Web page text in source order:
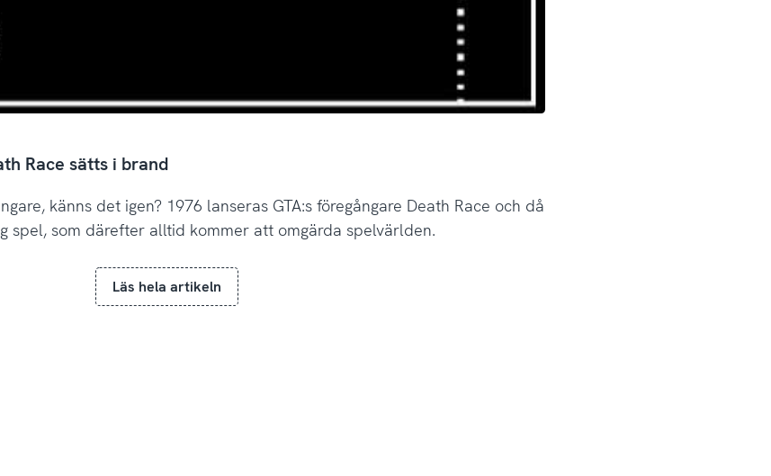
Race sätts i brand
känns det igen? 1976 lanseras GTA:s föregångare Death Race och då
spel, som därefter alltid kommer att omgärda spelvärlden.
Läs hela artikeln